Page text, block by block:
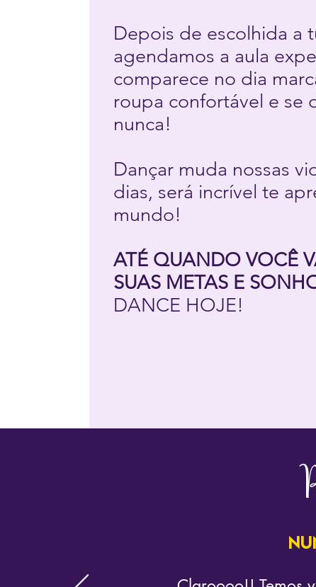
Depois de escolhida a
agendamos a aula
comparece no dia
roupa confortável e se
nunca!
Dançar muda nossas
dias, será incrível te
mundo!
ATÉ QUANDO VOCÊ
SUAS METAS E
DANCE HOJE!